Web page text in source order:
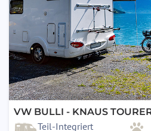
VW BULLI - KNAUS
Teil-Integriert